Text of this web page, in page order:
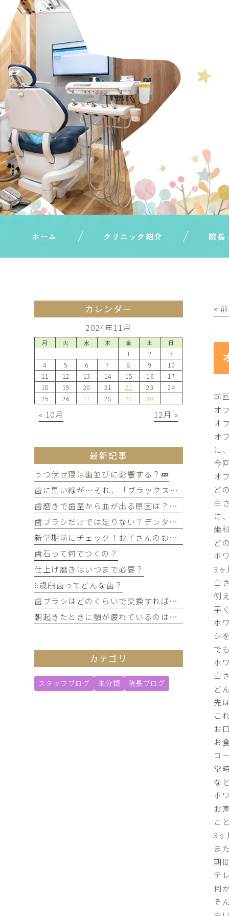
ホーム クリニック紹介 院長
«
前
オ
オ
オ
に
今
オ
ど
白
に
歯
ど
ホ
3ヶ
白
例
早
ホ
シ
で
ホ
白
ど
先
こ
お
お
コ
常
な
ホ
お
こ
3
ま
期
テ
何
そ
カレンダー
2024年11月
月 火 水 木 金 土 日
1 2
3
4
5 6 7 8 9
10
11
12 13 14 15 16
17
18
19 20 21 22 23
24
25
26 27 28 29 30
« 10月 12月 »
最新記事
うつ伏せ寝は歯並びに影響する？💤
歯に黒い線が…それ、「ブラックステイン」かもしれません！
歯磨きで歯茎から血が出る原因は？痛みがなくても受診すべき判断基準
歯ブラシだけでは足りない？デンタルフロスを使うメリット
新学期前にチェック！お子さんのお口の健康、大丈夫？
歯石って何でつくの？
仕上げ磨きはいつまで必要？
6歳臼歯ってどんな歯？
歯ブラシはどのくらいで交換すればいい？
朝起きたときに顎が疲れているのは歯ぎしりが原因？
カテゴリ
スタッフブログ 未分類 院長ブログ